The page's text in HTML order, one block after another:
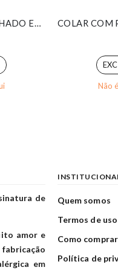
COLAR CORDÃO BAIANO BANHADO EM OURO 18K
Não
de
amor e
em
Quem somos
Termos de uso
Como comprar
Política de